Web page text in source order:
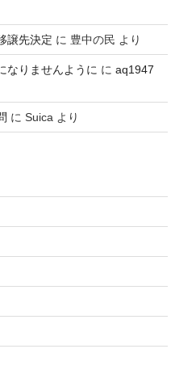
譲先決定 に 豊中の民 より
なりませんように に aq1947
に Suicaより